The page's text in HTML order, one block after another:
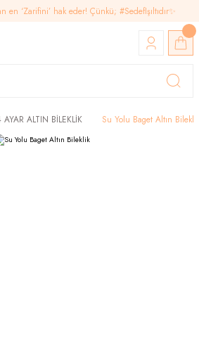
en ‘Zarifini’ hak eder! Çünkü; #SedefIşıltıdır✨
AYAR ALTIN BİLEKLİK Su Yolu Baget Altın Bileklik